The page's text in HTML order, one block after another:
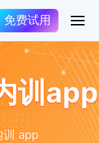
免费试用
训app
训 app